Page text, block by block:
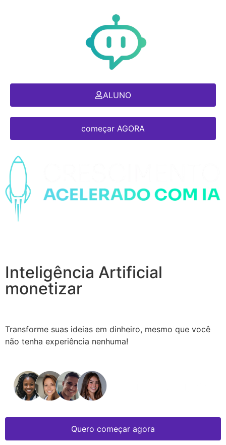
ALUNO
começar AGORA
Inteligência Artificial
monetizar
Transforme suas ideias em dinheiro, mesmo que você
não tenha experiência nenhuma!
Quero começar agora